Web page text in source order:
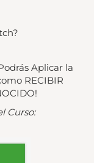
Aplicar la
RECIBIR
Curso: